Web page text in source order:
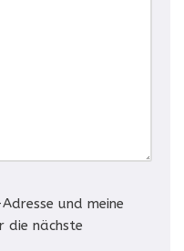
und meine
die nächste